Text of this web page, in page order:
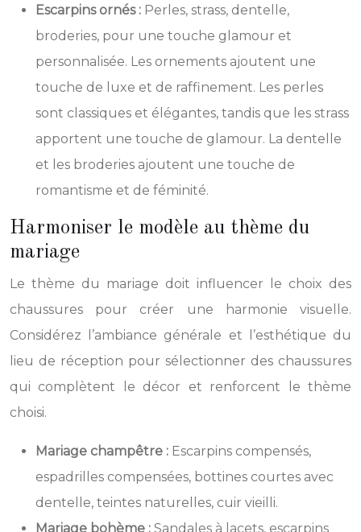
Escarpins ornés : Perles, strass, dentelle,
broderies, pour une touche glamour et
personnalisée. Les ornements ajoutent une
touche de luxe et de raffinement. Les perles
sont classiques et élégantes, tandis que les strass
apportent une touche de glamour. La dentelle
et les broderies ajoutent une touche de
romantisme et de féminité.
Harmoniser le modèle au thème du
mariage
Le thème du mariage doit influencer le choix des
chaussures pour créer une harmonie visuelle.
Considérez l’ambiance générale et l’esthétique du
lieu de réception pour sélectionner des chaussures
qui complètent le décor et renforcent le thème
choisi.
Mariage champêtre : Escarpins compensés,
espadrilles compensées, bottines courtes avec
dentelle, teintes naturelles, cuir vieilli.
Mariage bohème : Sandales à lacets, escarpins